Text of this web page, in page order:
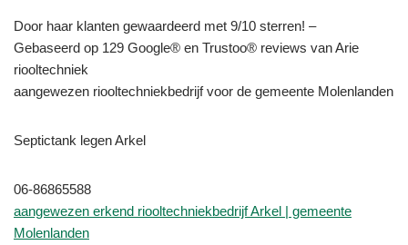
Door haar klanten gewaardeerd met 9/10 sterren! –
Gebaseerd op 129 Google® en Trustoo® reviews van Arie
riooltechniek
aangewezen riooltechniekbedrijf voor de gemeente Molenlanden
Septictank legen Arkel
06-86865588
aangewezen erkend riooltechniekbedrijf Arkel | gemeente
Molenlanden